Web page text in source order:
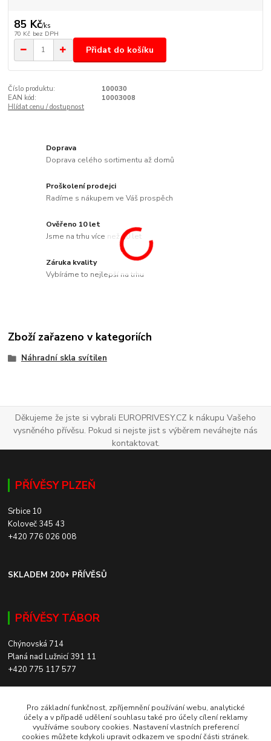
85 Kč/ks
70 Kč bez DPH
Přidat do košíku
Číslo produktu:
100030
EAN kód:
10003008
Hlídat cenu / dostupnost
Doprava
Doprava celého sortimentu až domů
Proškolení prodejci
Radíme s nákupem ve Váš prospěch
Ověřeno 10 let
Jsme na trhu více než 10 let
Záruka kvality
Vybíráme to nejlepší na trhu
Zboží zařazeno v kategoriích
Náhradní skla svítilen
Děkujeme že jste si vybrali EUROPRIVESY.CZ k nákupu Vašeho
vysněného přívěsu. Pokud si nejste jist s výběrem neváhejte nás
kontaktovat.
PŘÍVĚSY PLZEŇ
Srbice 10
Koloveč 345 43
+420 776 026 008
SKLADEM 200+ PŘÍVĚSŮ
PŘÍVĚSY TÁBOR
Chýnovská 714
Planá nad Lužnicí 391 11
+420 775 117 577
ROZVOZ PO CELÉ ČR
Pro základní funkčnost, zpříjemnění používání webu, analytické
účely a v případě udělení souhlasu také pro účely cílení reklamy
využíváme soubory cookies. Nastavení vlastních preferencí
cookies můžete kdykoli upravit odkazem ve spodní části stránek.